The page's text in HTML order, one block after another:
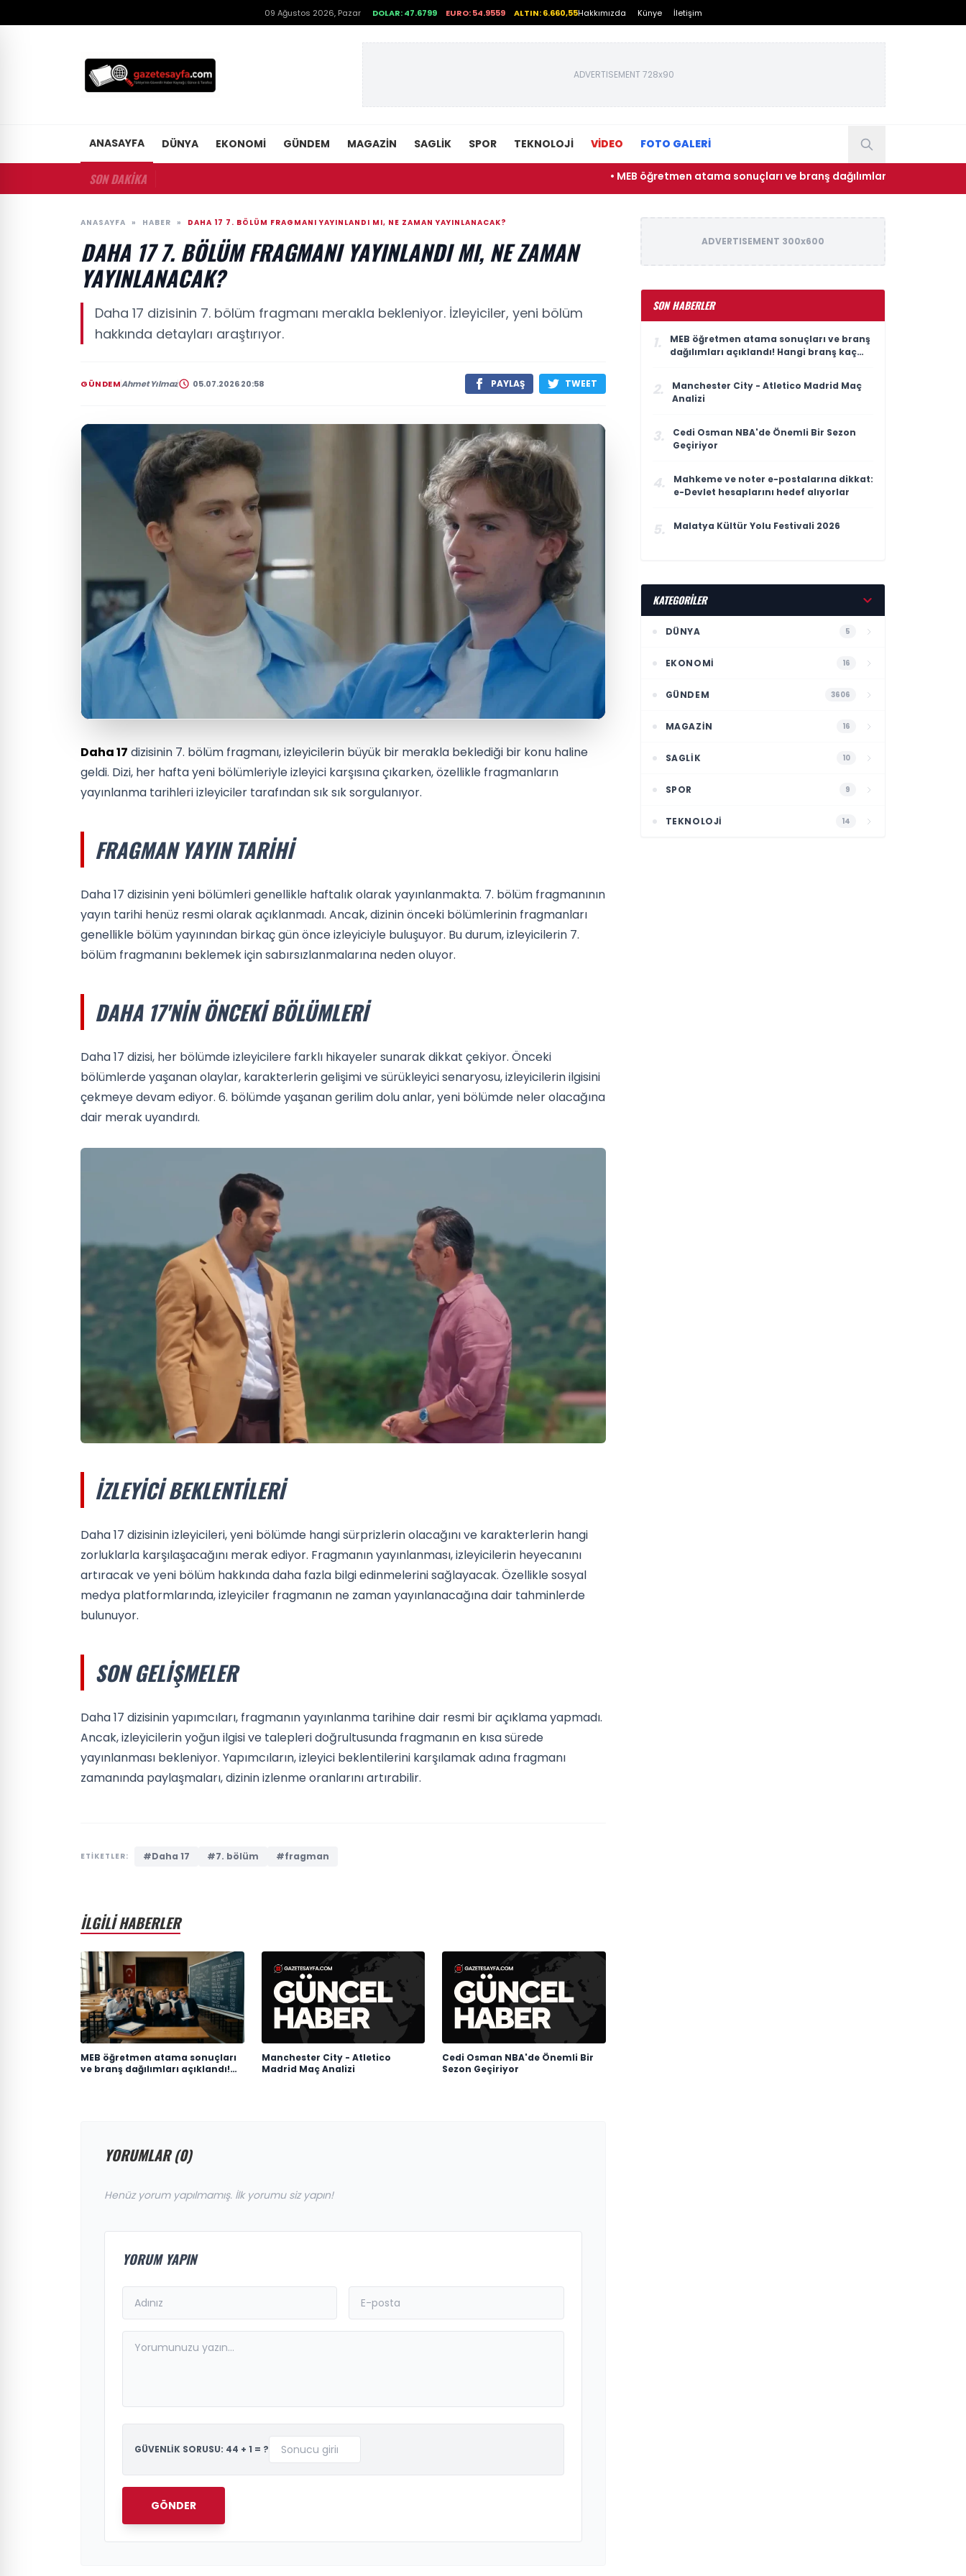
09 Ağustos 2026, Pazar DOLAR: 47.6799 EURO: 54.9559 ALTIN: 6.660,55Hakkımızda Künye İletişim
ADVERTISEMENT 728x90
ANASAYFA DÜNYA EKONOMI GÜNDEM MAGAZIN SAGLIK SPOR TEKNOLOJI VİDEO FOTO GALERİ
SON DAKİKA • MEB öğretmen atama sonuçları ve branş dağılımları açıklandı! Hangi
ANASAYFA » HABER » DAHA 17 7. BÖLÜM FRAGMANI YAYINLANDI MI, NE ZAMAN YAYINLANACAK?
DAHA 17 7. BÖLÜM FRAGMANI YAYINLANDI MI, NE ZAMAN
YAYINLANACAK?
Daha 17 dizisinin 7. bölüm fragmanı merakla bekleniyor. İzleyiciler, yeni bölüm
hakkında detayları araştırıyor.
GÜNDEMAhmet Yılmaz 05.07.2026 20:58 PAYLAŞ TWEET
Daha 17 dizisinin 7. bölüm fragmanı, izleyicilerin büyük bir merakla beklediği bir konu haline
geldi. Dizi, her hafta yeni bölümleriyle izleyici karşısına çıkarken, özellikle fragmanların
yayınlanma tarihleri izleyiciler tarafından sık sık sorgulanıyor.
FRAGMAN YAYIN TARIHI
Daha 17 dizisinin yeni bölümleri genellikle haftalık olarak yayınlanmakta. 7. bölüm fragmanının
yayın tarihi henüz resmi olarak açıklanmadı. Ancak, dizinin önceki bölümlerinin fragmanları
genellikle bölüm yayınından birkaç gün önce izleyiciyle buluşuyor. Bu durum, izleyicilerin 7.
bölüm fragmanını beklemek için sabırsızlanmalarına neden oluyor.
DAHA 17'NIN ÖNCEKI BÖLÜMLERI
Daha 17 dizisi, her bölümde izleyicilere farklı hikayeler sunarak dikkat çekiyor. Önceki
bölümlerde yaşanan olaylar, karakterlerin gelişimi ve sürükleyici senaryosu, izleyicilerin ilgisini
çekmeye devam ediyor. 6. bölümde yaşanan gerilim dolu anlar, yeni bölümde neler olacağına
dair merak uyandırdı.
İZLEYICI BEKLENTILERI
Daha 17 dizisinin izleyicileri, yeni bölümde hangi sürprizlerin olacağını ve karakterlerin hangi
zorluklarla karşılaşacağını merak ediyor. Fragmanın yayınlanması, izleyicilerin heyecanını
artıracak ve yeni bölüm hakkında daha fazla bilgi edinmelerini sağlayacak. Özellikle sosyal
medya platformlarında, izleyiciler fragmanın ne zaman yayınlanacağına dair tahminlerde
bulunuyor.
SON GELIŞMELER
Daha 17 dizisinin yapımcıları, fragmanın yayınlanma tarihine dair resmi bir açıklama yapmadı.
Ancak, izleyicilerin yoğun ilgisi ve talepleri doğrultusunda fragmanın en kısa sürede
yayınlanması bekleniyor. Yapımcıların, izleyici beklentilerini karşılamak adına fragmanı
zamanında paylaşmaları, dizinin izlenme oranlarını artırabilir.
ETİKETLER: #Daha 17 #7. bölüm #fragman
İLGİLİ HABERLER
MEB öğretmen atama sonuçları
ve branş dağılımları açıklandı!
Manchester City - Atletico
Madrid Maç Analizi
Cedi Osman NBA'de Önemli Bir
Sezon Geçiriyor
YORUMLAR (0)
Henüz yorum yapılmamış. İlk yorumu siz yapın!
YORUM YAPIN
GÜVENLİK SORUSU: 44 + 1 = ?
GÖNDER
ADVERTISEMENT 300x600
SON HABERLER
1.
MEB öğretmen atama sonuçları ve branş
dağılımları açıklandı! Hangi branş kaç
2.
Manchester City - Atletico Madrid Maç
Analizi
3.
Cedi Osman NBA'de Önemli Bir Sezon
Geçiriyor
4.
Mahkeme ve noter e-postalarına dikkat:
e-Devlet hesaplarını hedef alıyorlar
5. Malatya Kültür Yolu Festivali 2026
KATEGORİLER
DÜNYA 5
EKONOMI 16
GÜNDEM 3606
MAGAZIN 16
SAGLIK 10
SPOR 9
TEKNOLOJI 14